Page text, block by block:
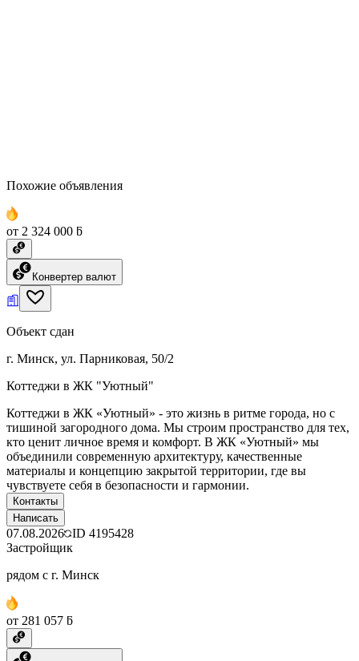
Похожие объявления
от 2 324 000 ƃ
Конвертер валют
Объект сдан
г. Минск, ул. Парниковая, 50/2
Коттеджи в ЖК "Уютный"
Коттеджи в ЖК «Уютный» - это жизнь в ритме города, но с
тишиной загородного дома. Мы строим пространство для тех,
кто ценит личное время и комфорт. В ЖК «Уютный» мы
объединили современную архитектуру, качественные
материалы и концепцию закрытой территории, где вы
чувствуете себя в безопасности и гармонии.
Контакты
Написать
07.08.2026 ID 4195428
Застройщик
рядом с г. Минск
от 281 057 ƃ